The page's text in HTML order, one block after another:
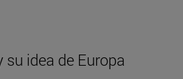
su idea de Europa